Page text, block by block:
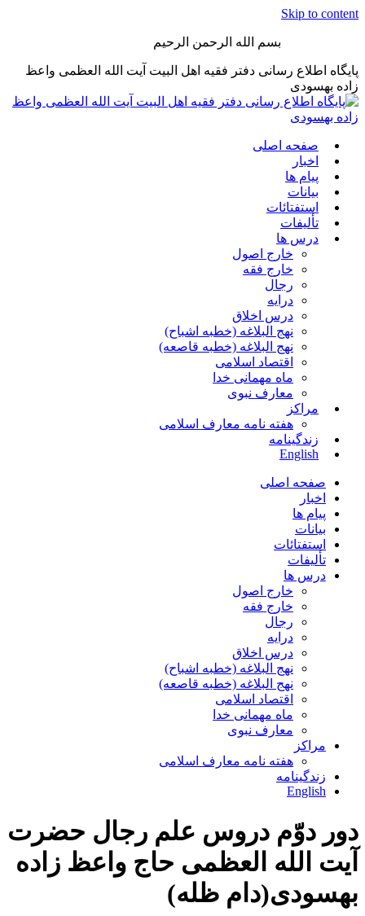
Skip to content
بسم الله الرحمن الرحیم
پایگاه اطلاع رسانی دفتر فقیه اهل البیت آیت الله العظمی واعظ
زاده بهسودی
صفحه اصلی
اخبار
پیام ها
بیانات
استفتائات
تألیفات
درس ها
خارج اصول
خارج فقه
رجال
درایه
درس اخلاق
نهج البلاغه (خطبه اشباح)
نهج البلاغه (خطبه قاصعه)
اقتصاد اسلامی
ماه مهمانی خدا
معارف نبوی
مراکز
هفته نامه معارف اسلامی
زندگینامه
English
صفحه اصلی
اخبار
پیام ها
بیانات
استفتائات
تألیفات
درس ها
خارج اصول
خارج فقه
رجال
درایه
درس اخلاق
نهج البلاغه (خطبه اشباح)
نهج البلاغه (خطبه قاصعه)
اقتصاد اسلامی
ماه مهمانی خدا
معارف نبوی
مراکز
هفته نامه معارف اسلامی
زندگینامه
English
دور دوّم دروس علم رجال حضرت
آیت الله العظمی حاج واعظ زاده
بهسودی(دام ظله)